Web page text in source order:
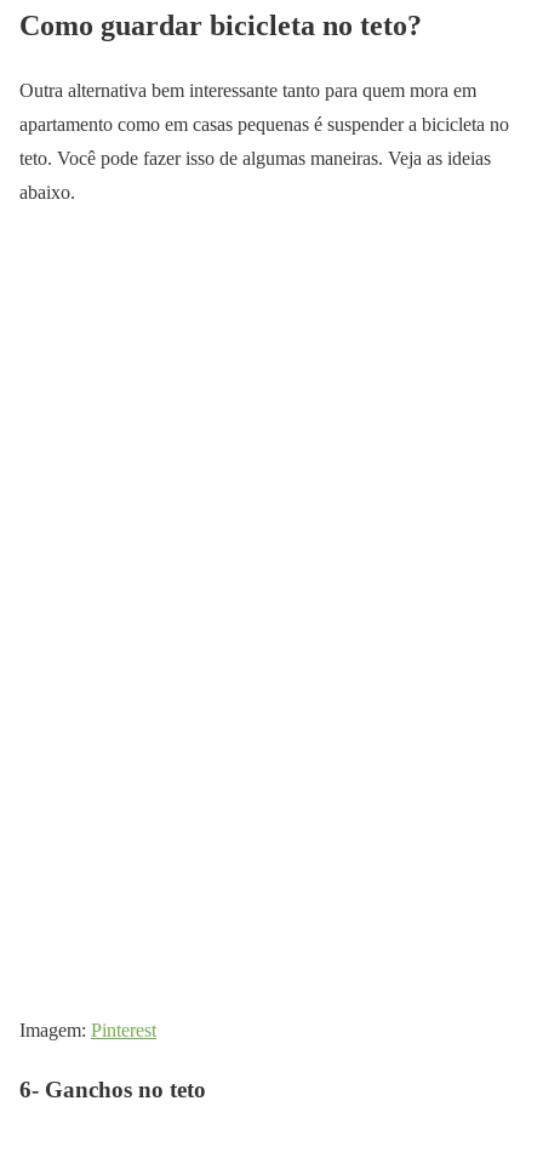
Como guardar bicicleta no teto?
Outra alternativa bem interessante tanto para quem mora em
apartamento como em casas pequenas é suspender a bicicleta no
teto. Você pode fazer isso de algumas maneiras. Veja as ideias
abaixo.
Imagem: Pinterest
6- Ganchos no teto